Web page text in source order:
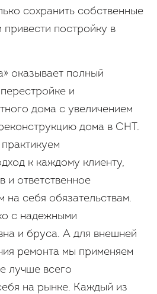
сохранить собственные
постройку в
оказывает полный
и
дома с увеличением
дома в СНТ.
к каждому клиенту,
и ответственное
на себя обязательствам.
с надежными
и бруса. А для внешней
ремонта мы применяем
лучше всего
на рынке. Каждый из